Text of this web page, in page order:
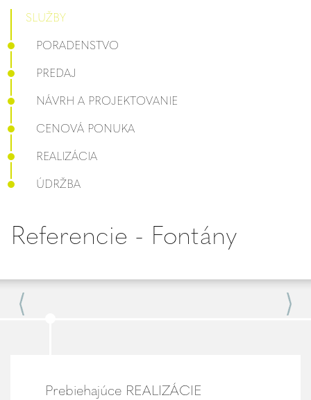
SLUŽBY
PORADENSTVO
PREDAJ
NÁVRH A PROJEKTOVANIE
CENOVÁ PONUKA
REALIZÁCIA
ÚDRŽBA
Referencie - Fontány
Prebiehajúce REALIZÁCIE